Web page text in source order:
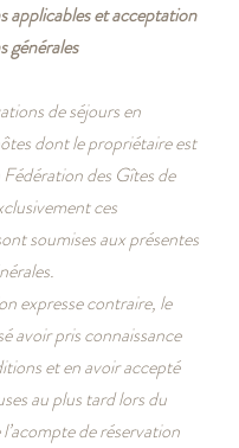
applicables et acceptation
générales
de séjours en
dont le propriétaire est
des Gîtes de
ces
soumises aux présentes
expresse contraire, le
avoir pris connaissance
et en avoir accepté
au plus tard lors du
de réservation